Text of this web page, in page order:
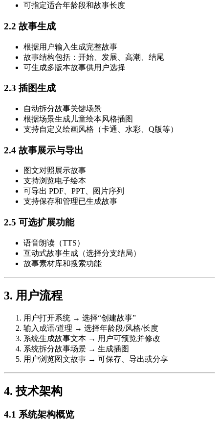
可指定适合年龄段和故事长度
2.2 故事生成
根据用户输入生成完整故事
故事结构包括：开始、发展、高潮、结尾
可生成多版本故事供用户选择
2.3 插图生成
自动拆分故事关键场景
根据场景生成儿童绘本风格插图
支持自定义绘画风格（卡通、水彩、Q版等）
2.4 故事展示与导出
图文对照展示故事
支持浏览电子绘本
可导出 PDF、PPT、图片序列
支持保存和管理已生成故事
2.5 可选扩展功能
语音朗读（TTS）
互动式故事生成（选择分支结局）
故事素材库和搜索功能
3. 用户流程
用户打开系统 → 选择“创建故事”
输入成语/道理 → 选择年龄段/风格/长度
系统生成故事文本 → 用户可预览并修改
系统拆分故事场景 → 生成插图
用户浏览图文故事 → 可保存、导出或分享
4. 技术架构
4.1 系统架构概览